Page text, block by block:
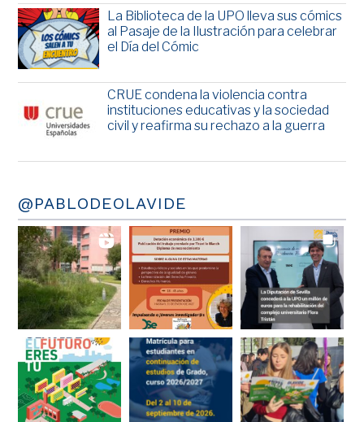
La Biblioteca de la UPO lleva sus cómics
al Pasaje de la Ilustración para celebrar
el Día del Cómic
CRUE condena la violencia contra
instituciones educativas y la sociedad
civil y reafirma su rechazo a la guerra
@PABLODEOLAVIDE